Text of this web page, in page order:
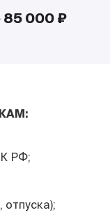
85 000 ₽
РФ;
отпуска);